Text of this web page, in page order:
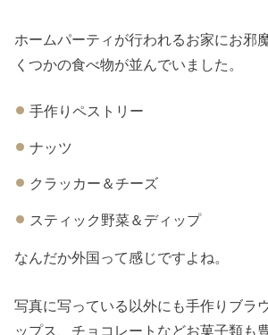
ホームパーティが行われるお家にお邪
くつかの食べ物が並んでいました。
手作りペストリー
ナッツ
クラッカー＆チーズ
スティック野菜＆ディップ
なんだか外国って感じですよね。
写真に写っている以外にも手作りブラ
ップス、チョコレートなどお菓子類も豊